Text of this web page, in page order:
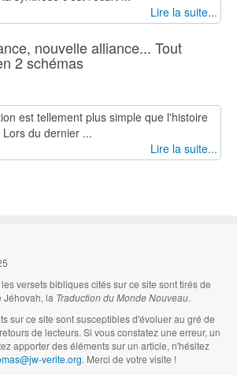
Lire la suite...
nouvelle alliance... Tout
2 schémas
est tellement plus simple que l'histoire
du dernier ...
Lire la suite...
versets bibliques cités sur ce site sont tirés de
Jéhovah, la Traduction du Monde Nouveau.
sur ce site sont susceptibles d'évoluer au gré de
de lecteurs. Si vous constatez une erreur, un
apporter des éléments sur un article, n'hésitez
verite.org. Merci de votre visite !